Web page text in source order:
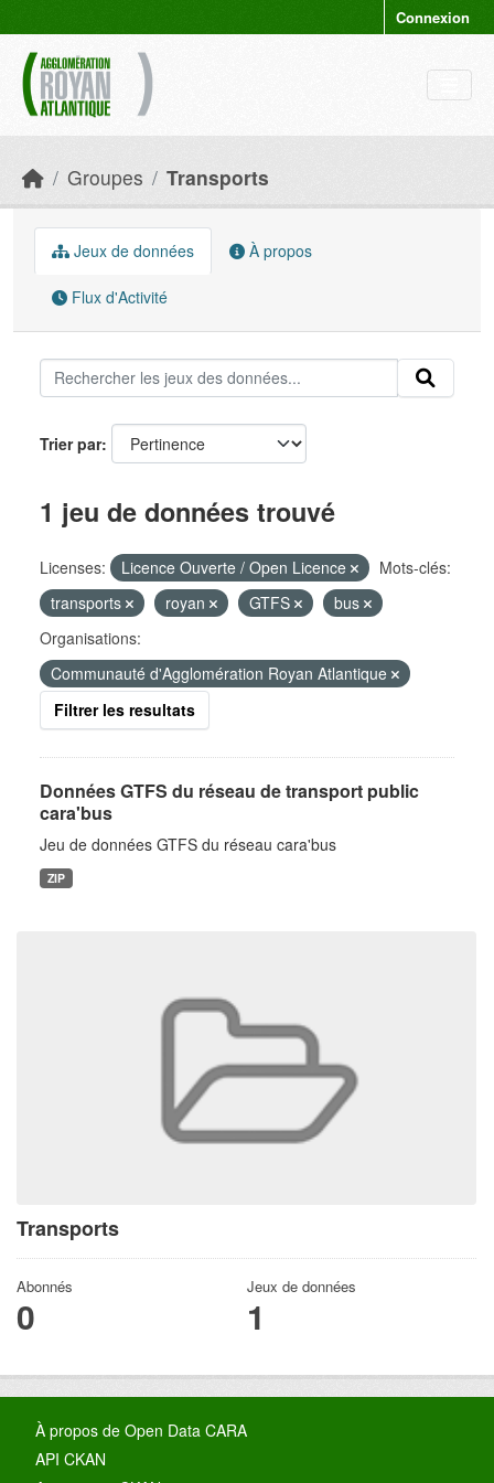
Connexion
Groupes Transports
Transports
Abonnés
0
Jeux de données
1
Jeux de données À propos
Flux d'Activité
Trier par
1 jeu de données trouvé
Licenses: Licence Ouverte / Open Licence
Mots-clés:
transports
royan GTFS
bus
Organisations:
Communauté d'Agglomération Royan Atlantique
Filtrer les resultats
Données GTFS du réseau de transport public
cara'bus
Jeu de données GTFS du réseau cara'bus
ZIP
À propos de Open Data CARA
API CKAN